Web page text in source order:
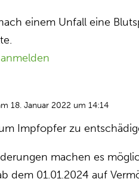
einem Unfall eine
18. Januar 2022 um 14:14
Impfopfer zu
machen es
dem 01.01.2024 auf